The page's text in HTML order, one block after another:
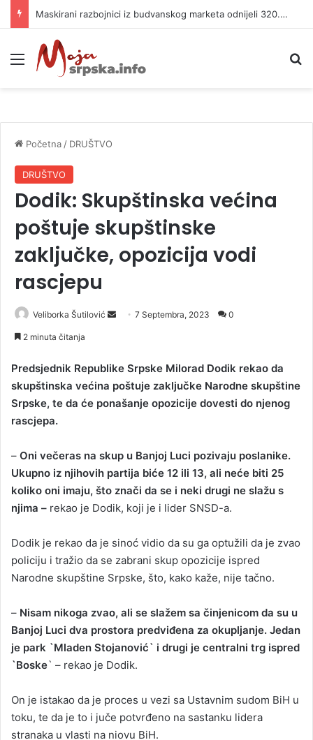
Maskirani razbojnici iz budvanskog marketa odnijeli 320.000 evra
Meni
Početna / DRUŠTVO
DRUŠTVO
Dodik: Skupštinska većina
poštuje skupštinske
zaključke, opozicija vodi
rascjepu
Veliborka Šutilović
d
a
n
7 Septembra, 2023 0
2 minuta čitanja
Predsjednik Republike Srpske Milorad Dodik rekao da
skupštinska većina poštuje zaključke Narodne skupštine
Srpske, te da će ponašanje opozicije dovesti do njenog
rascjepa.
– Oni večeras na skup u Banjoj Luci pozivaju poslanike.
Ukupno iz njihovih partija biće 12 ili 13, ali neće biti 25
koliko oni imaju, što znači da se i neki drugi ne slažu s
njima – rekao je Dodik, koji je i lider SNSD-a.
Dodik je rekao da je sinoć vidio da su ga optužili da je zvao
policiju i tražio da se zabrani skup opozicije ispred
Narodne skupštine Srpske, što, kako kaže, nije tačno.
– Nisam nikoga zvao, ali se slažem sa činjenicom da su u
Banjoj Luci dva prostora predviđena za okupljanje. Jedan
je park `Mladen Stojanović` i drugi je centralni trg ispred
`Boske` – rekao je Dodik.
On je istakao da je proces u vezi sa Ustavnim sudom BiH u
toku, te da je to i juče potvrđeno na sastanku lidera
stranaka u vlasti na niovu BiH.